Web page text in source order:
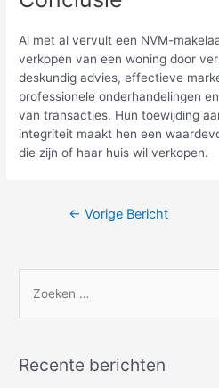
Al met al vervult een NVM-
verkopen van een woning door
deskundig advies, effectieve
professionele onderhandelingen
van transacties. Hun toewijding
integriteit maakt hen een
die zijn of haar huis wil verkopen.
Bericht
← Vorige Bericht
Recente berichten